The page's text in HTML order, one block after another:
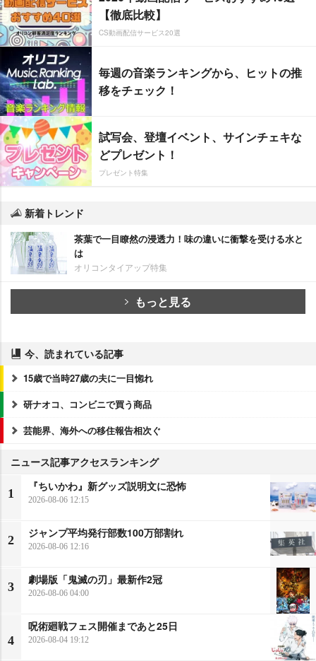
【徹底比較】
CS動画配信サービス20選
毎週の音楽ランキングから、ヒットの推
移をチェック！
試写会、登壇イベント、サインチェキな
どプレゼント！
プレゼント特集
新着トレンド
茶葉で一目瞭然の浸透力！味の違いに衝撃を受ける水と
は
オリコンタイアップ特集
もっと見る
今、読まれている記事
15歳で当時27歳の夫に一目惚れ
研ナオコ、コンビニで買う商品
芸能界、海外への移住報告相次ぐ
ニュース記事アクセスランキング
1
『ちいかわ』新グッズ説明文に恐怖
2026-08-06 12:15
2
ジャンプ平均発行部数100万部割れ
2026-08-06 12:16
3
劇場版「鬼滅の刃」最新作2冠
2026-08-06 04:00
4
呪術廻戦フェス開催まであと25日
2026-08-04 19:12